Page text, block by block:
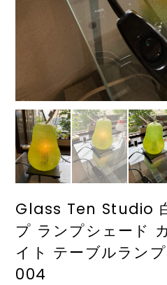
Glass Ten Studio
プ ランプシェード
イト テーブルラン
004